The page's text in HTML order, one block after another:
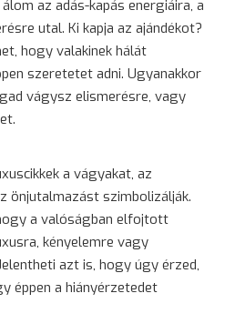
álom az adás-kapás energiáira, a
utal. Ki kapja az ajándékot?
hogy valakinek hálát
szeretetet adni. Ugyanakkor
vágysz elismerésre, vagy
a vágyakat, az
önjutalmazást szimbolizálják.
a valóságban elfojtott
kényelemre vagy
azt is, hogy úgy érzed,
éppen a hiányérzetedet